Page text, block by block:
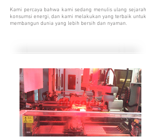
Kami percaya bahwa kami sedang menulis ulang sejarah
konsumsi energi, dan kami melakukan yang terbaik untuk
membangun dunia yang lebih bersih dan nyaman.